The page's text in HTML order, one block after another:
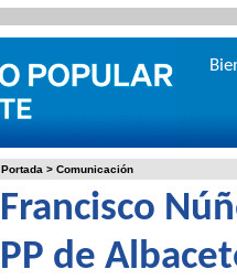
Portada > Comunicación
Francisco
PP de